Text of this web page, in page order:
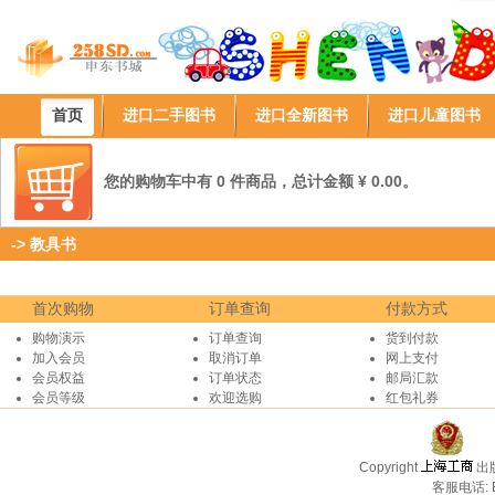
首页 进口二手图书 进口全新图书 进口儿童图书
您的购物车中有 0 件商品，总计金额 ¥ 0.00。
-> 教具书
首次购物
购物演示
加入会员
会员权益
会员等级
订单查询
订单查询
取消订单
订单状态
欢迎选购
付款方式
货到付款
网上支付
邮局汇款
红包礼券
Copyright
出
客服电话: